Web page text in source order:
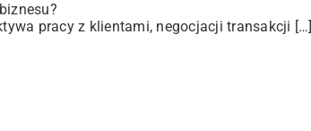
pracy z klientami, negocjacji transakcji […]